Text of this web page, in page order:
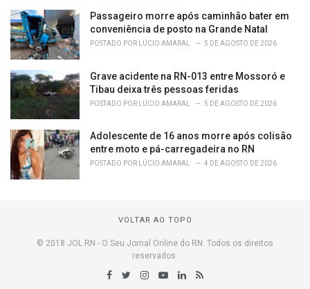
Passageiro morre após caminhão bater em
conveniência de posto na Grande Natal
POSTADO POR LÚCIO AMARAL 5 DE AGOSTO DE 2026
Grave acidente na RN-013 entre Mossoró e
Tibau deixa três pessoas feridas
POSTADO POR LÚCIO AMARAL 5 DE AGOSTO DE 2026
Adolescente de 16 anos morre após colisão
entre moto e pá-carregadeira no RN
POSTADO POR LÚCIO AMARAL 4 DE AGOSTO DE 2026
VOLTAR AO TOPO
© 2018 JOL RN - O Seu Jornal Online do RN. Todos os direitos
reservados.